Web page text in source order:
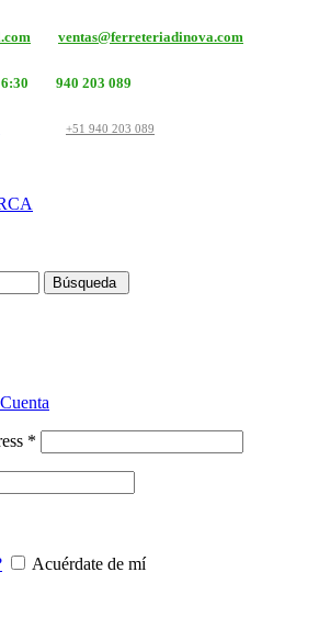
ventas@ferreteriadinova.com
940 203 089
+51 940 203 089
Búsqueda
*
Acuérdate de mí